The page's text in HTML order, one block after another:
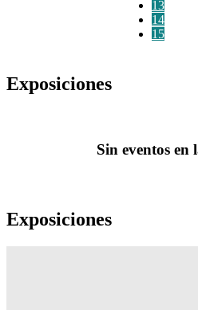
13
14
15
Exposiciones
Sin eventos en
Exposiciones